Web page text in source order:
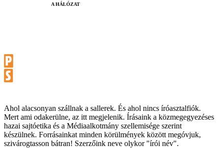
A HÁLÓZAT
Ahol alacsonyan szállnak a sallerek. És ahol nincs íróasztalfiók.
Mert ami odakerülne, az itt megjelenik. Írásaink a közmegegyezéses
hazai sajtóetika és a Médiaalkotmány szellemisége szerint
készülnek. Forrásainkat minden körülmények között megóvjuk,
szivárogtasson bátran! Szerzőink neve olykor "írói név".